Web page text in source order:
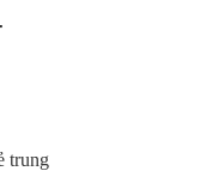
trung